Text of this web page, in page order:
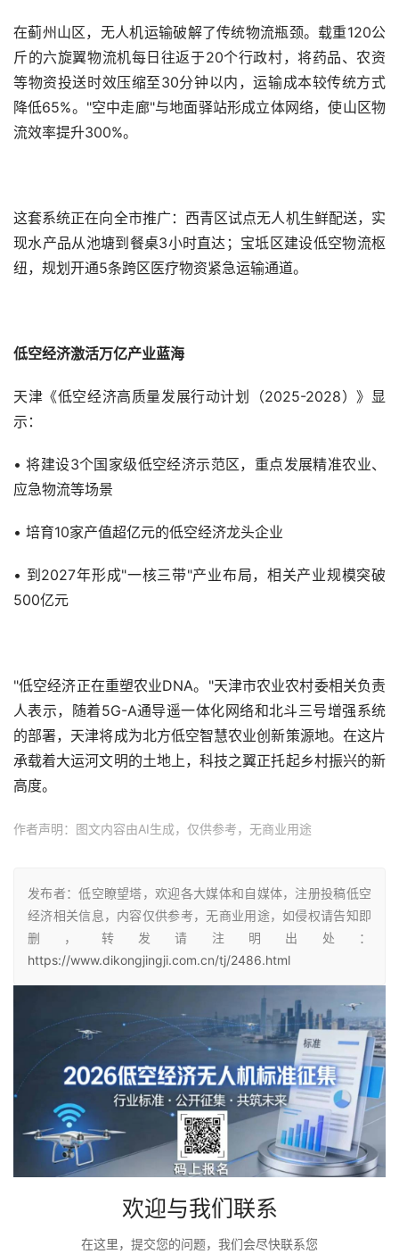
在蓟州山区，无人机运输破解了传统物流瓶颈。载重120公
斤的六旋翼物流机每日往返于20个行政村，将药品、农资
等物资投送时效压缩至30分钟以内，运输成本较传统方式
降低65%。"空中走廊"与地面驿站形成立体网络，使山区物
流效率提升300%。
这套系统正在向全市推广：西青区试点无人机生鲜配送，实
现水产品从池塘到餐桌3小时直达；宝坻区建设低空物流枢
纽，规划开通5条跨区医疗物资紧急运输通道。
低空经济激活万亿产业蓝海
天津《低空经济高质量发展行动计划（2025-2028）》显
示：
• 将建设3个国家级低空经济示范区，重点发展精准农业、
应急物流等场景
• 培育10家产值超亿元的低空经济龙头企业
• 到2027年形成"一核三带"产业布局，相关产业规模突破
500亿元
"低空经济正在重塑农业DNA。"天津市农业农村委相关负责
人表示，随着5G-A通导遥一体化网络和北斗三号增强系统
的部署，天津将成为北方低空智慧农业创新策源地。在这片
承载着大运河文明的土地上，科技之翼正托起乡村振兴的新
高度。
作者声明：图文内容由AI生成，仅供参考，无商业用途
发布者：低空瞭望塔，欢迎各大媒体和自媒体，注册投稿低空
经济相关信息，内容仅供参考，无商业用途，如侵权请告知即
删，转发请注明出处：
https://www.dikongjingji.com.cn/tj/2486.html
欢迎与我们联系
在这里，提交您的问题，我们会尽快联系您